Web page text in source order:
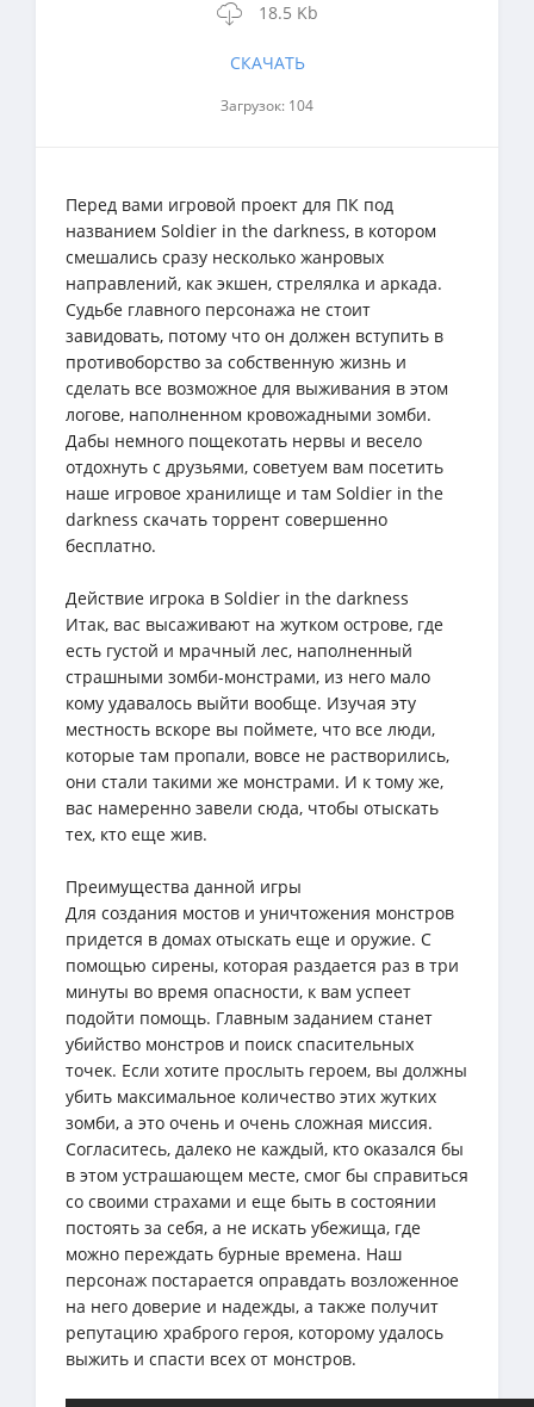
18.5 Kb
СКАЧАТЬ
Загрузок: 104
Перед вами игровой проект для ПК под
названием Soldier in the darkness, в котором
смешались сразу несколько жанровых
направлений, как экшен, стрелялка и аркада.
Судьбе главного персонажа не стоит
завидовать, потому что он должен вступить в
противоборство за собственную жизнь и
сделать все возможное для выживания в этом
логове, наполненном кровожадными зомби.
Дабы немного пощекотать нервы и весело
отдохнуть с друзьями, советуем вам посетить
наше игровое хранилище и там Soldier in the
darkness скачать торрент совершенно
бесплатно.
Действие игрока в Soldier in the darkness
Итак, вас высаживают на жутком острове, где
есть густой и мрачный лес, наполненный
страшными зомби-монстрами, из него мало
кому удавалось выйти вообще. Изучая эту
местность вскоре вы поймете, что все люди,
которые там пропали, вовсе не растворились,
они стали такими же монстрами. И к тому же,
вас намеренно завели сюда, чтобы отыскать
тех, кто еще жив.
Преимущества данной игры
Для создания мостов и уничтожения монстров
придется в домах отыскать еще и оружие. С
помощью сирены, которая раздается раз в три
минуты во время опасности, к вам успеет
подойти помощь. Главным заданием станет
убийство монстров и поиск спасительных
точек. Если хотите прослыть героем, вы должны
убить максимальное количество этих жутких
зомби, а это очень и очень сложная миссия.
Согласитесь, далеко не каждый, кто оказался бы
в этом устрашающем месте, смог бы справиться
со своими страхами и еще быть в состоянии
постоять за себя, а не искать убежища, где
можно переждать бурные времена. Наш
персонаж постарается оправдать возложенное
на него доверие и надежды, а также получит
репутацию храброго героя, которому удалось
выжить и спасти всех от монстров.